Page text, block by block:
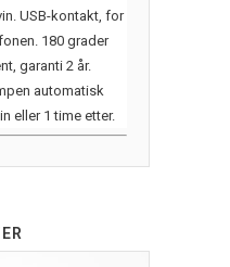
USB-kontakt, for
180 grader
garanti 2 år.
automatisk
eller 1 time etter.